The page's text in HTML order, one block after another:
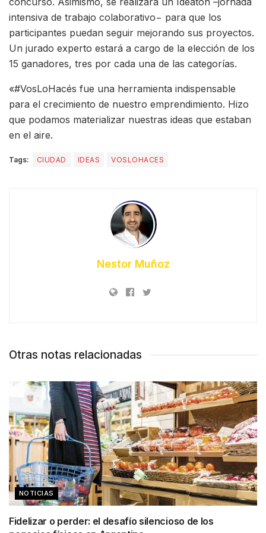
intensiva de trabajo colaborativo− para que los
participantes puedan seguir mejorando sus proyectos.
Un jurado experto estará a cargo de la elección de los
15 ganadores, tres por cada una de las categorías.
«#VosLoHacés fue una herramienta indispensable
para el crecimiento de nuestro emprendimiento. Hizo
que podamos materializar nuestras ideas que estaban
en el aire.
Tags: CIUDAD IDEAS VOSLOHACES
Nestor Muñoz
Otras notas relacionadas
NOTICIAS
Fidelizar o perder: el desafío silencioso de los